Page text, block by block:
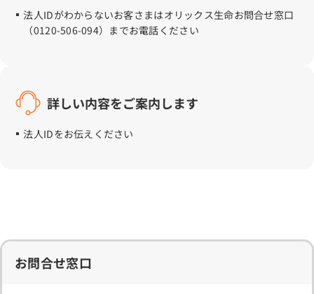
法人IDがわからないお客さまはオリックス生命お問合せ窓口
（0120-506-094）までお電話ください
詳しい内容をご案内します
法人IDをお伝えください
お問合せ窓口